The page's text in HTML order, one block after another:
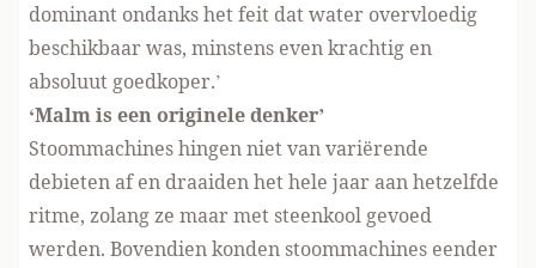
dominant ondanks het feit dat water overvloedig
beschikbaar was, minstens even krachtig en
absoluut goedkoper.’
‘Malm is een originele denker’
Stoommachines hingen niet van variërende
debieten af en draaiden het hele jaar aan hetzelfde
ritme, zolang ze maar met steenkool gevoed
werden. Bovendien konden stoommachines eender